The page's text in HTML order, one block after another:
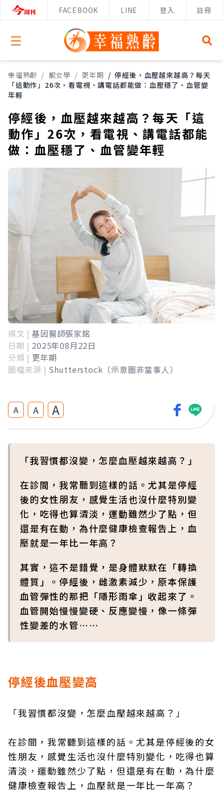
FACEBOOK LINE 登入 註冊
Open menu
幸福熟齡 / 靚女學 / 更年期 / 停經後，血壓越來越高？每天
「這動作」26次，看電視、講電話都能做：血壓穩了、血管變
年輕
停經後，血壓越來越高？每天「這
動作」26次，看電視、講電話都能
做：血壓穩了、血管變年輕
撰文 | 基因醫師張家銘
日期 | 2025年08月22日
分類 | 更年期
圖檔來源 | Shutterstock（示意圖非當事人）
A A A
「我習慣都沒變，怎麼血壓越來越高？」
在診間，我常聽到這樣的話。尤其是停經
後的女性朋友，感覺生活也沒什麼特別變
化，吃得也算清淡，運動雖然少了點，但
還是有在動，為什麼健康檢查報告上，血
壓就是一年比一年高？
其實，這不是錯覺，是身體默默在「轉換
體質」。停經後，雌激素減少，原本保護
血管彈性的那把「隱形雨傘」收起來了。
血管開始慢慢變硬、反應變慢，像一條彈
性變差的水管……
停經後血壓變高
「我習慣都沒變，怎麼血壓越來越高？」
在診間，我常聽到這樣的話。尤其是停經後的女
性朋友，感覺生活也沒什麼特別變化，吃得也算
清淡，運動雖然少了點，但還是有在動，為什麼
健康檢查報告上，血壓就是一年比一年高？